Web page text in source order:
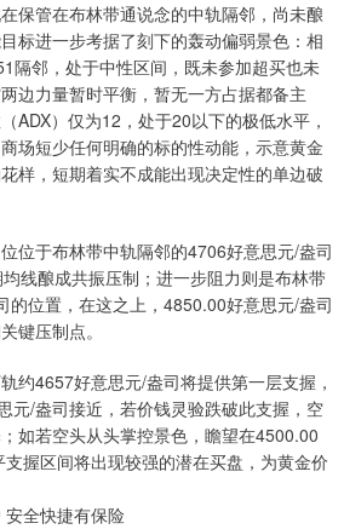
管在布林带通说念的中轨隔邻，尚未酿
标进一步考据了刻下的轰动偏弱景色：相
隔邻，处于中性区间，既未参加超买也未
边力量暂时平衡，暂无一方占据都备主
ADX）仅为12，处于20以下的极低水平，
场短少任何明确的标的性动能，示意黄金
样，短期着实不成能出现决定性的单边破
于布林带中轨隔邻的4706好意思元/盎司
线酿成共振压制；进一步阻力则是布林带
的位置，在这之上，4850.00好意思元/盎司
键压制点。
4657好意思元/盎司将提供第一层支握，
元/盎司接近，若价钱灵验跌破此支握，空
如若空头从头掌控景色，瞻望在4500.00
握区间将出现较强的潜在买盘，为黄金价
全快捷有保险